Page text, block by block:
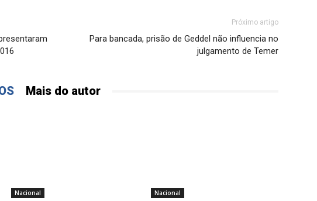
Próximo artigo
Para bancada, prisão de Geddel não influencia no
julgamento de Temer
Mais do autor
Nacional Nacional